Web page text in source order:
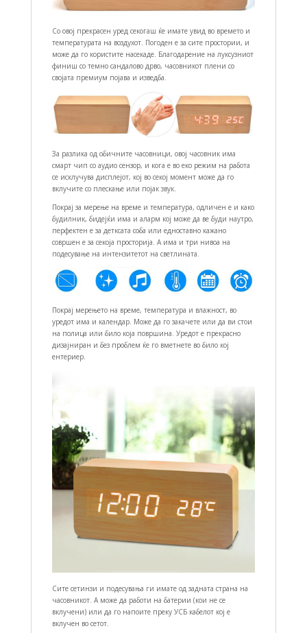
Со овој прекрасен уред секогаш ќе имате увид во времето и
температурата на воздухот. Погоден е за сите простории, и
може да го користите насекаде. Благодарение на луксузниот
финиш со темно сандалово дрво, часовникот плени со
својата премиум појава и изведба.
За разлика од обичните часовници, овој часовник има
смарт чип со аудио сензор, и кога е во еко режим на работа
се исклучува дисплејот, кој во секој момент може да го
вклучите со плескање или појак звук.
Покрај за мерење на време и температура, одличен е и како
будилник, бидејќи има и аларм кој може да ве буди наутро,
перфектен е за детксата соба или едноставно кажано
совршен е за секоја просторија. А има и три нивоа на
подесување на интензитетот на светлината.
Покрај мерењето на време, температура и влажност, во
уредот има и календар. Може да го закачете или да ви стои
на полица или било која површина. Уредот е прекрасно
дизајниран и без проблем ќе го вметнете во било кој
ентериер.
Сите сетинзи и подесувања ги имате од задната страна на
часовникот. А може да работи на батерии (кои не се
вклучени) или да го напоите преку УСБ кабелот кој е
вклучен во сетот.